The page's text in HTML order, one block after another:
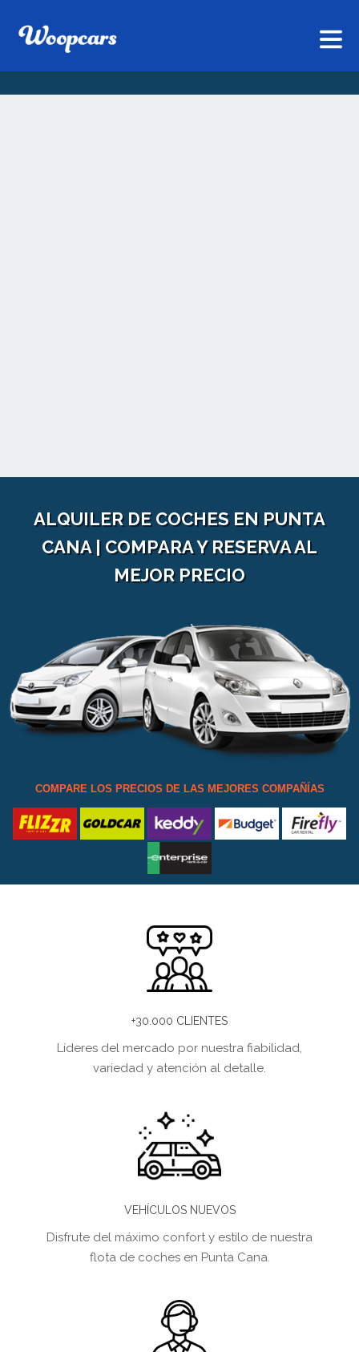
ALQUILER DE COCHES EN PUNTA
CANA | COMPARA Y RESERVA AL
MEJOR PRECIO
COMPARE LOS PRECIOS DE LAS MEJORES COMPAÑÍAS
+30.000 CLIENTES
Líderes del mercado por nuestra fiabilidad,
variedad y atención al detalle.
VEHÍCULOS NUEVOS
Disfrute del máximo confort y estilo de nuestra
flota de coches en Punta Cana.